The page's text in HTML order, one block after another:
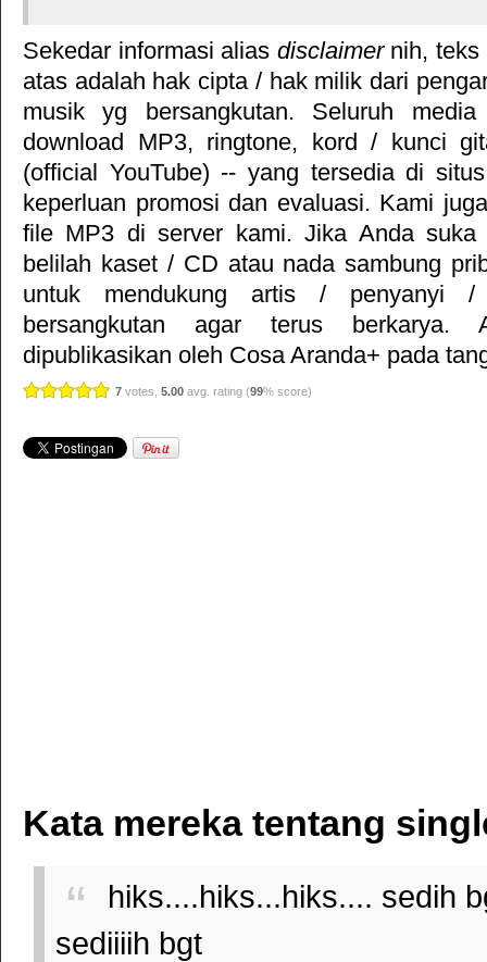
Sekedar informasi alias disclaimernih, teks
atas adalah hak cipta / hak milik dari
musik yg bersangkutan. Seluruh
download MP3, ringtone, kord / kunci
(official YouTube) -- yang tersedia di
keperluan promosi dan evaluasi. Kami
file MP3 di server kami. Jika Anda
belilah kaset / CD atau nada sambung
untuk mendukung artis / penyanyi
bersangkutan agar terus berkarya.
dipublikasikan oleh Cosa Aranda+ pada
7 votes, 5.00 avg. rating (99% score)
Kata mereka tentang
hiks....hiks...hiks.... sedih
sediiiih bgt